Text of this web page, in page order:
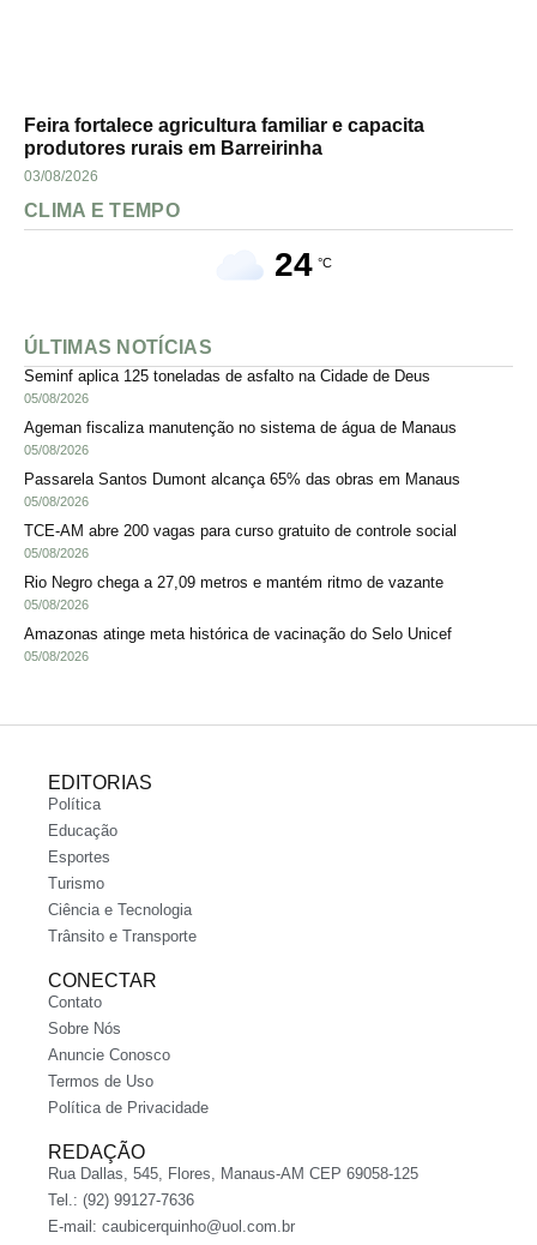
Feira fortalece agricultura familiar e capacita
produtores rurais em Barreirinha
03/08/2026
CLIMA E TEMPO
24 °C
ÚLTIMAS NOTÍCIAS
Seminf aplica 125 toneladas de asfalto na Cidade de Deus
05/08/2026
Ageman fiscaliza manutenção no sistema de água de Manaus
05/08/2026
Passarela Santos Dumont alcança 65% das obras em Manaus
05/08/2026
TCE-AM abre 200 vagas para curso gratuito de controle social
05/08/2026
Rio Negro chega a 27,09 metros e mantém ritmo de vazante
05/08/2026
Amazonas atinge meta histórica de vacinação do Selo Unicef
05/08/2026
EDITORIAS
Política
Educação
Esportes
Turismo
Ciência e Tecnologia
Trânsito e Transporte
CONECTAR
Contato
Sobre Nós
Anuncie Conosco
Termos de Uso
Política de Privacidade
REDAÇÃO
Rua Dallas, 545, Flores, Manaus-AM CEP 69058-125
Tel.: (92) 99127-7636
E-mail: caubicerquinho@uol.com.br